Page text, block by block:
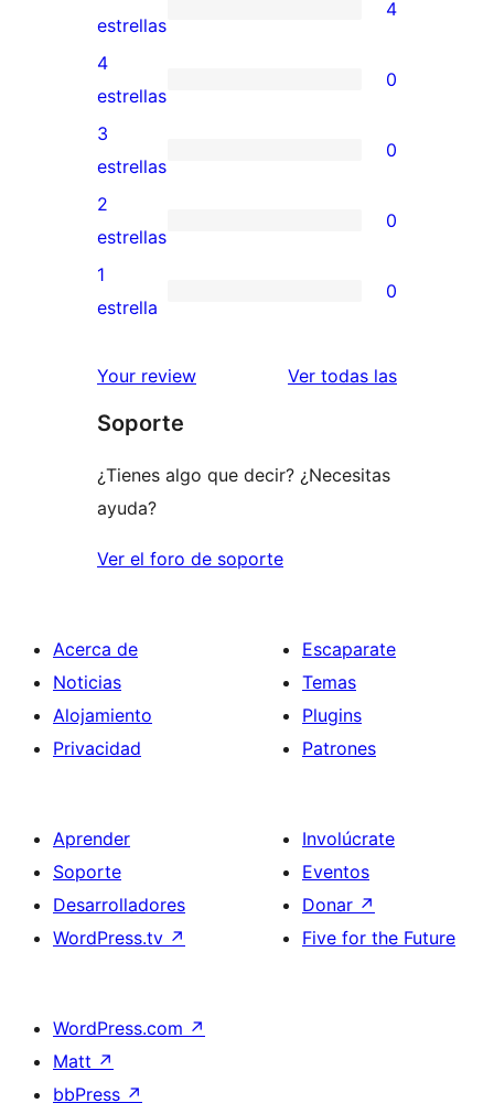
4
valoraciones
de
5
estrellas
estrellas
4
0
valoraciones
de
4
estrellas
4
estrellas
0
0
valoraciones
de
3
estrellas
3
estrellas
0
0
valoraciones
de
estrellas
2
estrellas
0
0
de
estrellas
1
estrella
0
Your review Ver todas las
Soporte
¿Tienes algo que decir? ¿Necesitas
ayuda?
Ver el foro de soporte
Acerca de
Noticias
Alojamiento
Privacidad
Escaparate
Temas
Plugins
Patrones
Aprender
Soporte
Desarrolladores
WordPress.tv ↗
Involúcrate
Eventos
Donar ↗
Five for the Future
WordPress.com ↗
Matt ↗
bbPress ↗